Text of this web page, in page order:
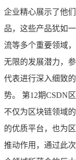
企业精心展示了他
品，这些产品犹如
流等多个重要领域
无限的发展潜力，
代表进行深入细致
势。 第12期CSDN
不仅为区块链领域
的优质平台，也为
推动作用，通过此